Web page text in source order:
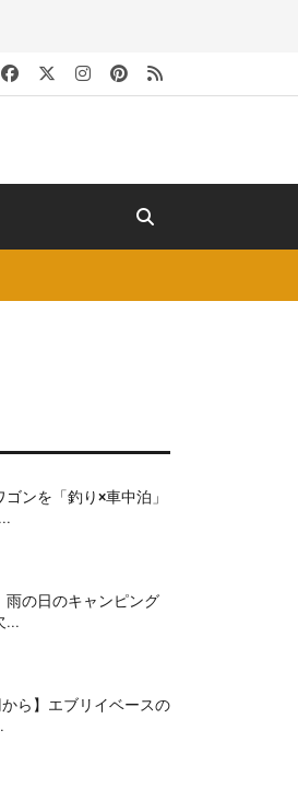
ゴンを「釣り×車中泊」
雨の日のキャンピング
...
から】エブリイベースの